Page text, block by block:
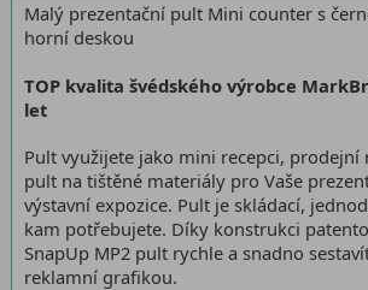
Malý prezentační pult Mini counter s
horní deskou
TOP kvalita švédského výrobce
let
Pult využijete jako mini recepci, prodejní
pult na tištěné materiály pro Vaše
výstavní expozice. Pult je skládací,
kam potřebujete. Díky konstrukci
SnapUp MP2 pult rychle a snadno
reklamní grafikou.